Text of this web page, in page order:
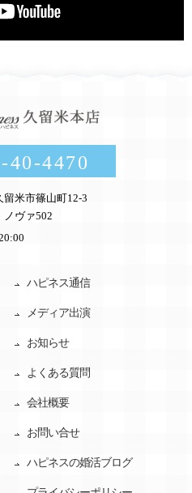
40-4470
留米市篠山町12-3
ノヴァ502
ハピネス通信
メディア出演
お知らせ
よくある質問
会社概要
お問い合せ
ハピネスの婚活ブログ